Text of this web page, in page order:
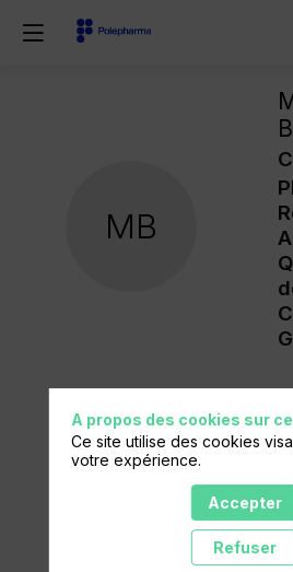
MB
Ses
sessions
Retrouvez la liste de toutes les
A propos des cookies sur
Ce site utilise des cookies
votre expérience.
Accepter
Refuser